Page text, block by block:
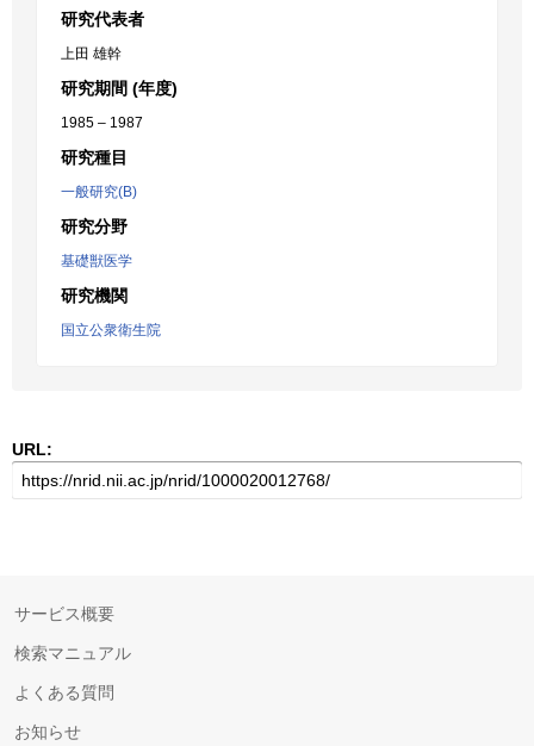
研究代表者
上田 雄幹
研究期間 (年度)
1985 – 1987
研究種目
一般研究(B)
研究分野
基礎獣医学
研究機関
国立公衆衛生院
URL:
サービス概要
検索マニュアル
よくある質問
お知らせ